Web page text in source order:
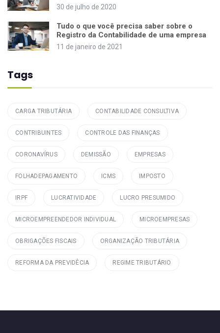
30 de julho de 2020
Tudo o que você precisa saber sobre o
Registro da Contabilidade de uma empresa
11 de janeiro de 2021
Tags
CARGA TRIBUTÁRIA CONTABILIDADE CONSULTIVA
CONTRIBUINTES CONTROLE DAS FINANÇAS
CORONAVÍRUS DEMISSÃO EMPRESAS
FOLHADEPAGAMENTO ICMS IMPOSTO
IRPF LUCRATIVIDADE LUCRO PRESUMIDO
MICROEMPREENDEDOR INDIVIDUAL MICROEMPRESAS
OBRIGAÇÕES FISCAIS ORGANIZAÇÃO TRIBUTÁRIA
REFORMA DA PREVIDÊCIA REGIME TRIBUTÁRIO